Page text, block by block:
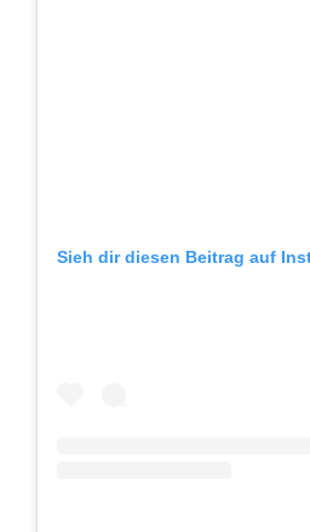
Sieh dir diesen Beitrag auf